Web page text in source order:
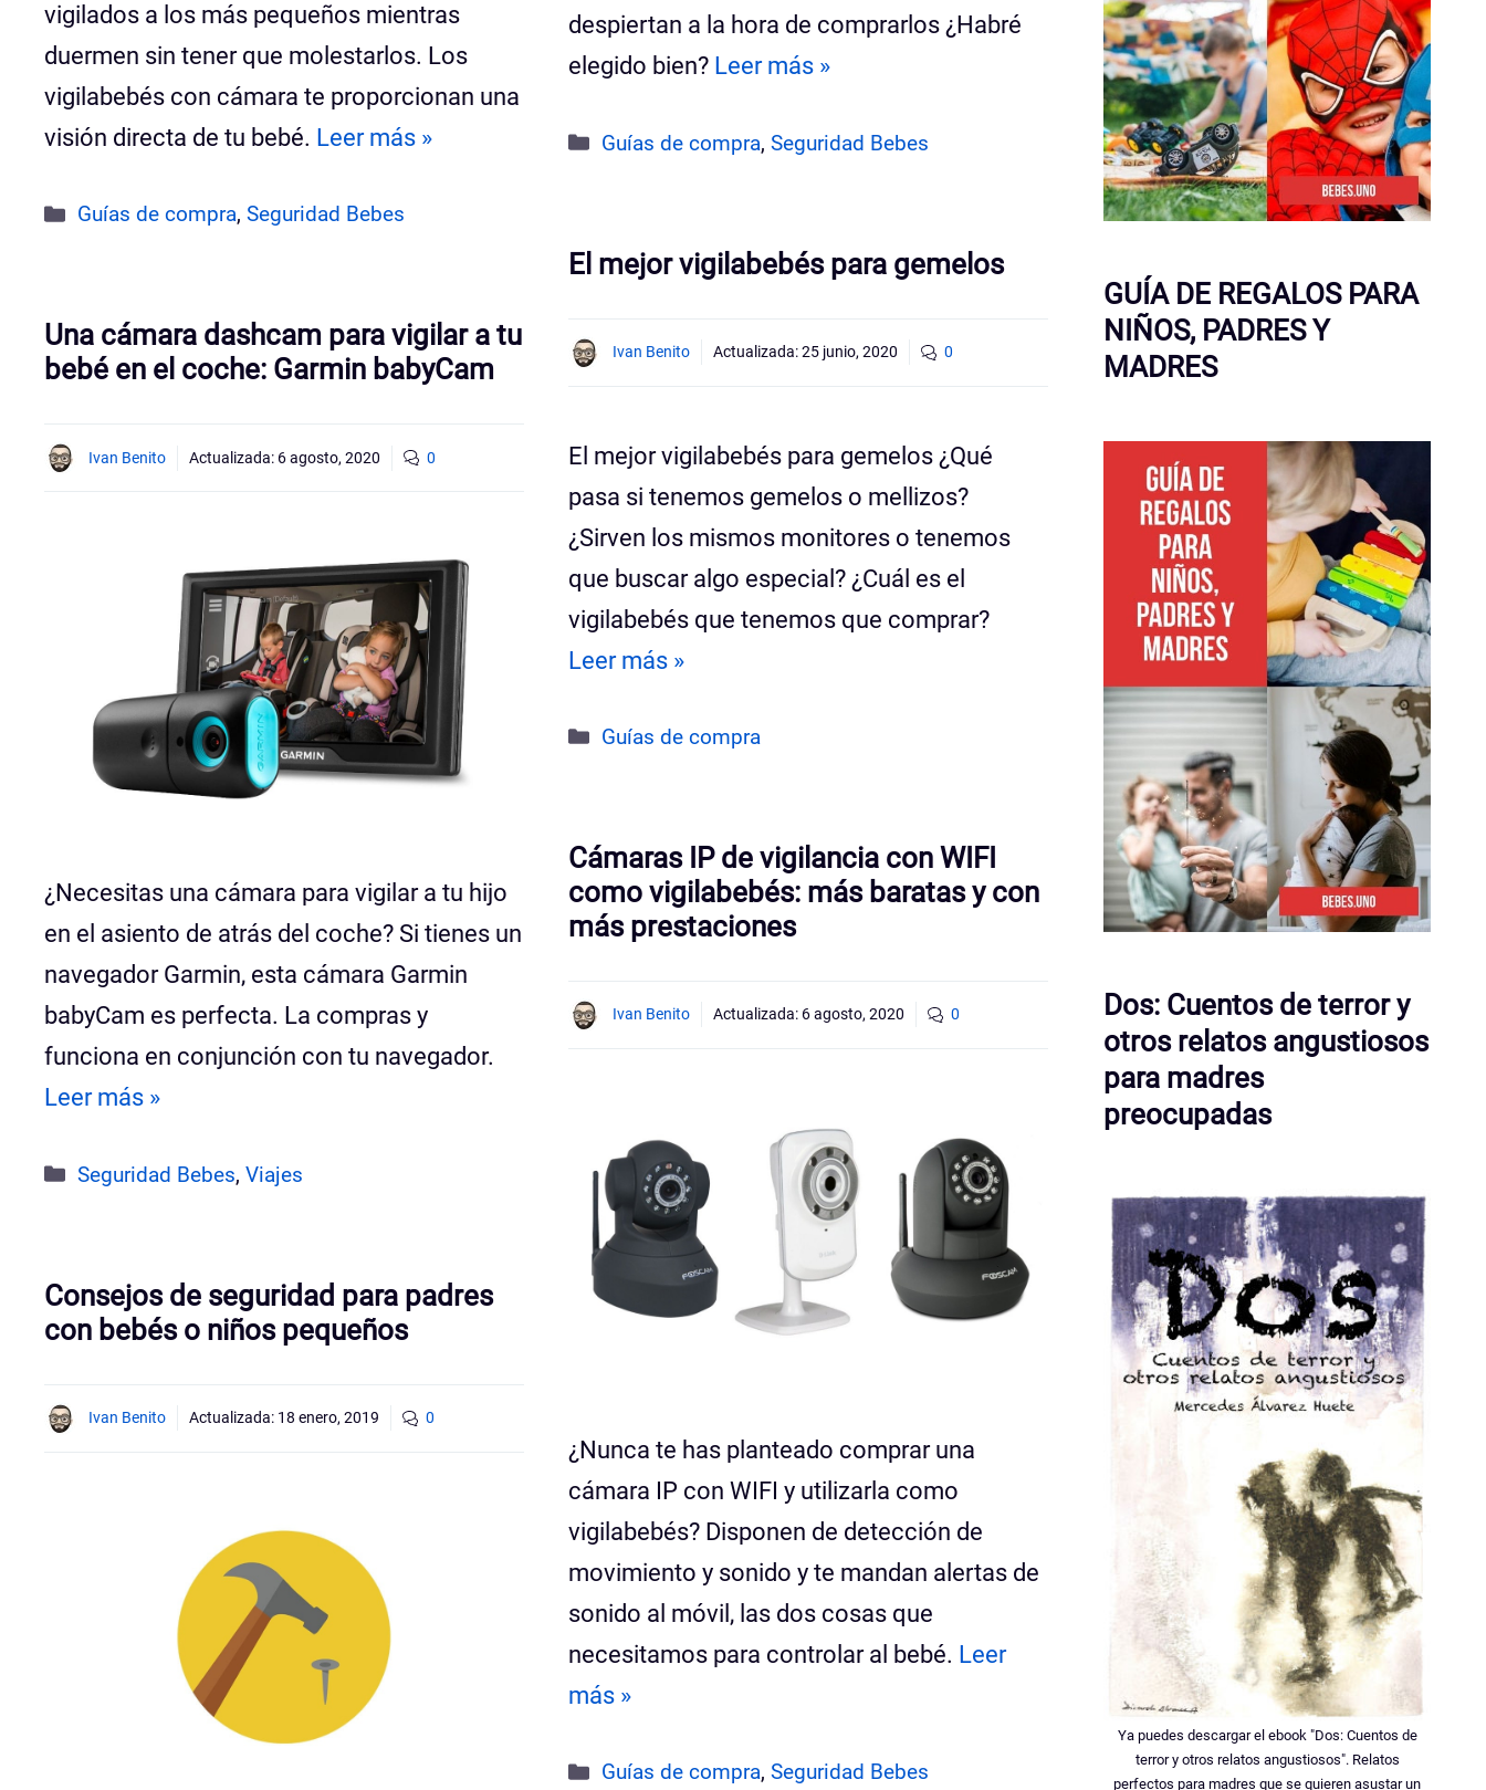
vigilados a los más pequeños mientras
duermen sin tener que molestarlos. Los
vigilabebés con cámara te proporcionan una
visión directa de tu bebé. Leer más »
Categorías
Guías de compra, Seguridad Bebes
despiertan a la hora de comprarlos ¿Habré
elegido bien? Leer más »
Categorías
Guías de compra, Seguridad Bebes
El mejor vigilabebés para gemelos
Ivan Benito Actualizada:25 junio, 2020 0
El mejor vigilabebés para gemelos ¿Qué
pasa si tenemos gemelos o mellizos?
¿Sirven los mismos monitores o tenemos
que buscar algo especial? ¿Cuál es el
vigilabebés que tenemos que comprar?
Leer más »
Categorías
Guías de compra
Una cámara dashcam para vigilar a tu
bebé en el coche: Garmin babyCam
Ivan Benito Actualizada: 6 agosto, 2020 0
¿Necesitas una cámara para vigilar a tu hijo
en el asiento de atrás del coche? Si tienes un
navegador Garmin, esta cámara Garmin
babyCam es perfecta. La compras y
funciona en conjunción con tu navegador.
Leer más »
Categorías
Seguridad Bebes, Viajes
Cámaras IP de vigilancia con WIFI
como vigilabebés: más baratas y con
más prestaciones
Ivan Benito Actualizada: 6 agosto, 2020 0
¿Nunca te has planteado comprar una
cámara IP con WIFI y utilizarla como
vigilabebés? Disponen de detección de
movimiento y sonido y te mandan alertas de
sonido al móvil, las dos cosas que
necesitamos para controlar al bebé. Leer
más »
Categorías
Guías de compra, Seguridad Bebes
Consejos de seguridad para padres
con bebés o niños pequeños
Ivan Benito Actualizada: 18 enero, 2019 0
GUÍA DE REGALOS PARA
NIÑOS, PADRES Y
MADRES
Dos: Cuentos de terror y
otros relatos angustiosos
para madres
preocupadas
Ya puedes descargar el ebook "Dos: Cuentos de
terror y otros relatos angustiosos". Relatos
perfectos para madres que se quieren asustar un